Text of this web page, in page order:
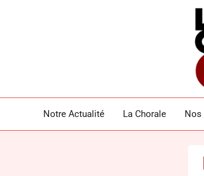
LA CHORALE
Notre Actualité La Chorale Nos